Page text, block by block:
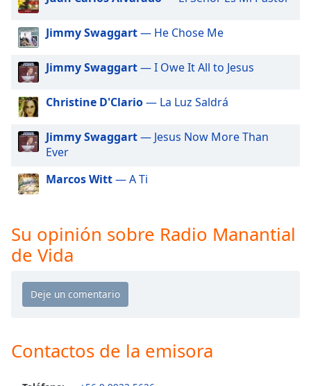
modal
window.
Beginning
dialog
window.
cancel
and
close
Text
Color
Opacity
Text
Background
Jimmy Swaggart— He Chose Me
Jimmy Swaggart— I Owe It All to Jesus
Christine D'Clario— La Luz Saldrá
Jimmy Swaggart— Jesus Now More Than
Ever
Marcos Witt— A Ti
Su opinión sobre Radio Manantial
de Vida
Contactos de la emisora